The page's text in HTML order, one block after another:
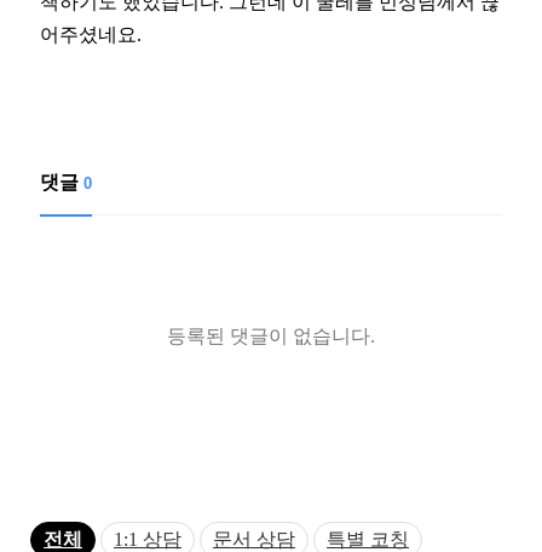
어주셨네요.
댓글 0
등록된 댓글이 없습니다.
전체 1:1 상담 문서 상담
특별 코칭